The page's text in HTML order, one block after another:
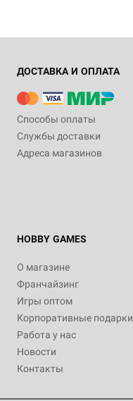
ДОСТАВКА И ОПЛАТА
Способы оплаты
Службы доставки
Адреса магазинов
HOBBY GAMES
О магазине
Франчайзинг
Игры оптом
Корпоративные подарки
Работа у нас
Новости
Контакты